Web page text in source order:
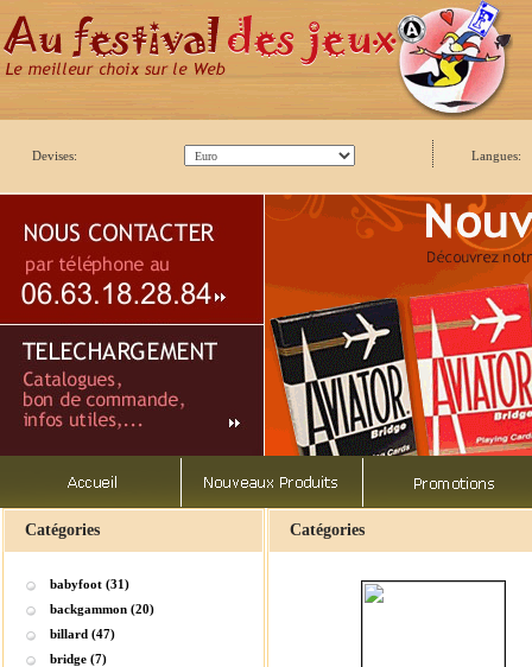
Devises: Langues:
Catégories
babyfoot (31)
backgammon (20)
billard (47)
bridge (7)
Catégories